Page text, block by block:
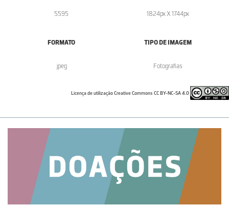
5595 1824px X 1744px
FORMATO
.jpeg
TIPO DE IMAGEM
Fotografias
Licença de utilização Creative Commons CC BY-NC-SA 4.0